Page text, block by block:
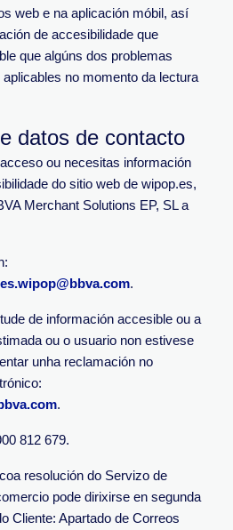
web e na aplicación móbil, así
de accesibilidade que
que algúns dos problemas
no momento da lectura
datos de contacto
ou necesitas información
do sitio web de wipop.es,
Merchant Solutions EP, SL a
:
.
de información accesible ou a
ou o usuario non estivese
unha reclamación no
.
00 812 679.
resolución do Servizo de
pode dirixirse en segunda
Cliente: Apartado de Correos